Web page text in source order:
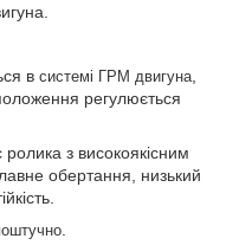
в системі ГРМ двигуна
регулюється
з високоякісним
обертання, низький